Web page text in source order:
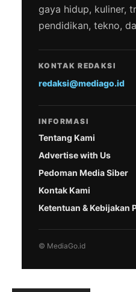
gaya hidup, kuliner,
pendidikan, tekno,
KONTAK REDAKSI
redaksi@mediago.id
INFORMASI
Tentang Kami
Advertise with Us
Pedoman Media Siber
Kontak Kami
Ketentuan & Kebijakan
© MediaGo.id